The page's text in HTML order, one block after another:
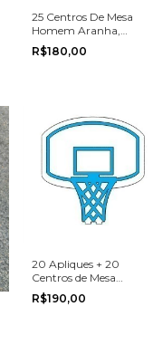
25 Centros De Mesa
Homem Aranha,
Spider Man
R$180,00
20 Apliques + 20
Centros de Mesa
Basquete
R$190,00